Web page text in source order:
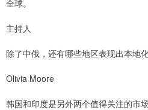
全球。
主持人
除了中俄，还有哪些地区表现出本地
Olivia Moore
韩国和印度是另外两个值得关注的市